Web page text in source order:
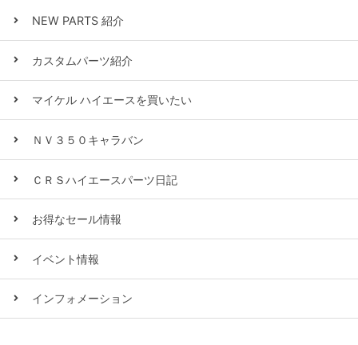
NEW PARTS 紹介
カスタムパーツ紹介
マイケル ハイエースを買いたい
ＮＶ３５０キャラバン
ＣＲＳハイエースパーツ日記
お得なセール情報
イベント情報
インフォメーション